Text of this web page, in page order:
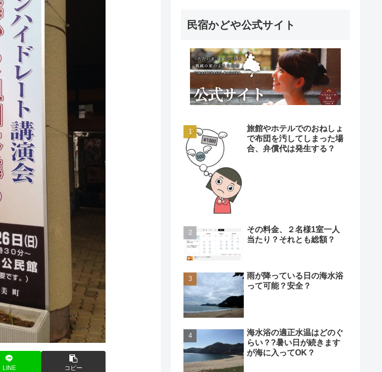
LINE コピー
民宿かどや公式サイト
旅館やホテルでのおねしょ
で布団を汚してしまった場
合、弁償代は発生する？
その料金、２名様1室一人
当たり？それとも総額？
雨が降っている日の海水浴
って可能？安全？
海水浴の適正水温はどのぐ
らい？?暑い日が続きます
が海に入ってOK？